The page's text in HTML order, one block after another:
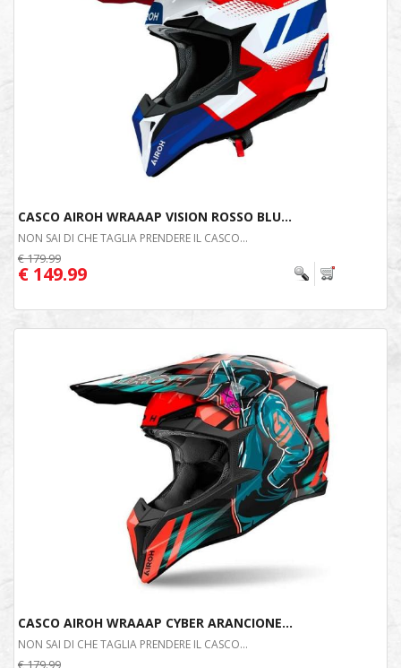
CASCO AIROH WRAAAP VISION ROSSO BLU...
NON SAI DI CHE TAGLIA PRENDERE IL CASCO...
€ 179.99
€ 149.99
CASCO AIROH WRAAAP CYBER ARANCIONE...
NON SAI DI CHE TAGLIA PRENDERE IL CASCO...
€ 179.99